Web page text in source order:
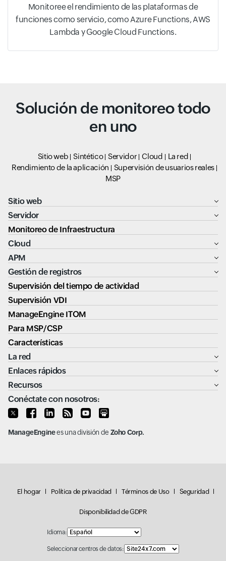
Monitoree el rendimiento de las plataformas de
funciones como servicio, como Azure Functions, AWS
Lambda y Google Cloud Functions.
Solución de monitoreo todo
en uno
Sitio web Sintético Servidor Cloud
La red
Rendimiento de la aplicación
Supervisión de usuarios reales
MSP
Sitio web
Servidor
Monitoreo de Infraestructura
Cloud
APM
Gestión de registros
Supervisión del tiempo de actividad
Supervisión VDI
ManageEngine ITOM
Para MSP/CSP
Características
La red
Enlaces rápidos
Recursos
Conéctate con nosotros:
ManageEnginees una división de Zoho Corp.
El hogar Política de privacidad Términos de Uso Seguridad
Disponibilidad de GDPR
Idioma:
Seleccionar centros de datos: